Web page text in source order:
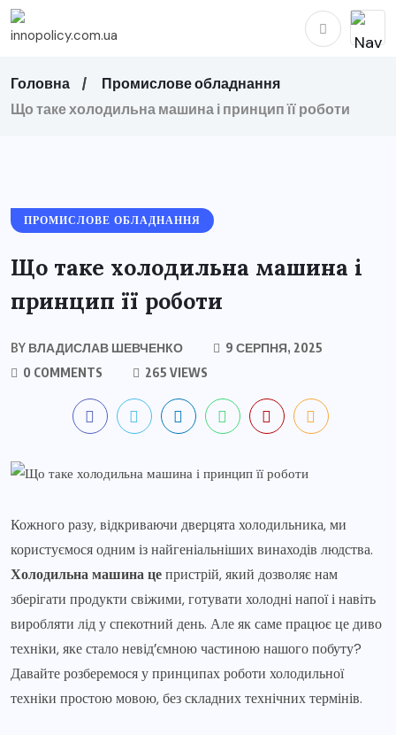
Головна
Промислове обладнання
Що таке холодильна машина і принцип її роботи
ПРОМИСЛОВЕ ОБЛАДНАННЯ
Що таке холодильна машина і
принцип її роботи
BY ВЛАДИСЛАВ ШЕВЧЕНКО
9 СЕРПНЯ, 2025
0 COMMENTS
265 VIEWS
Кожного разу, відкриваючи дверцята холодильника, ми
користуємося одним із найгеніальніших винаходів людства.
Холодильна машина цепристрій, який дозволяє нам
зберігати продукти свіжими, готувати холодні напої і навіть
виробляти лід у спекотний день. Але як саме працює це диво
техніки, яке стало невід’ємною частиною нашого побуту?
Давайте розберемося у принципах роботи холодильної
техніки простою мовою, без складних технічних термінів.